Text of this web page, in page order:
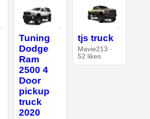
Tuning
Dodge
Ram
2500 4
Door
pickup
truck
2020
tjs truck
Mavie213 ·
52 likes